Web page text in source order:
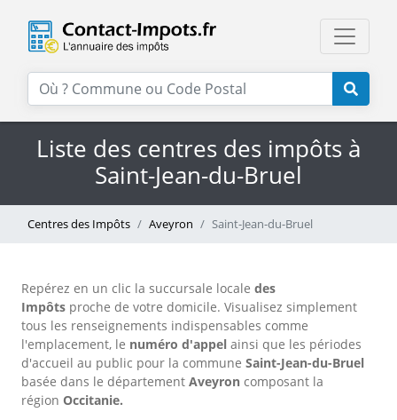
Liste des centres des impôts à
Saint-Jean-du-Bruel
Centres des Impôts Aveyron Saint-Jean-du-Bruel
Repérez en un clic la succursale locale des
Impôts proche de votre domicile. Visualisez simplement
tous les renseignements indispensables comme
l'emplacement, le numéro d'appel ainsi que les périodes
d'accueil au public pour la commune Saint-Jean-du-Bruel
basée dans le département Aveyron composant la
région Occitanie.